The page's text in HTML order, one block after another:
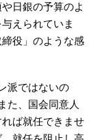
日銀の予算のよ
えられていま
役」のような感
派ではないの
た、国会同意人
ば就任できませ